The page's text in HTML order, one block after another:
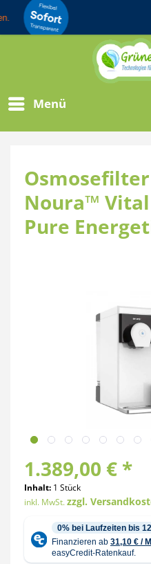
Menü
Noura™
Pure
1.389,00 € *
Inhalt: 1 Stück
inkl. MwSt.zzgl.